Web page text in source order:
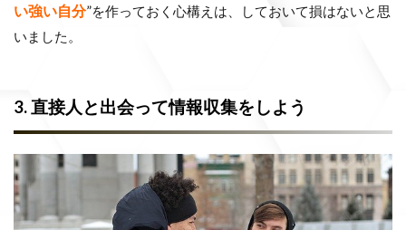
い強い自分”を作っておく心構えは、しておいて損はないと思
いました。
3. 直接人と出会って情報収集をしよう